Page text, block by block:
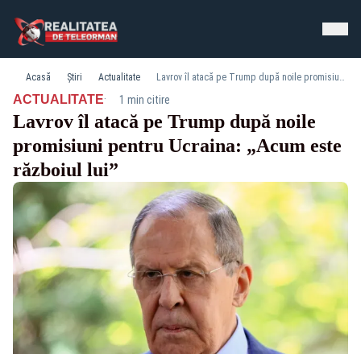
Acasă Știri Actualitate Lavrov îl atacă pe Trump după noile promisiuni pentru Ucraina: „Acum este războiul lui”
ACTUALITATE· 1 min citire
Lavrov îl atacă pe Trump după noile
promisiuni pentru Ucraina: „Acum este
războiul lui”